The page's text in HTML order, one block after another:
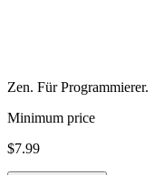
Zen. Für Programmierer.
Minimum price
$7.99